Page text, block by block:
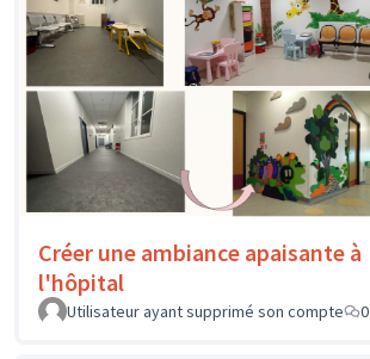
Créer une ambiance apaisante à
l'hôpital
Utilisateur ayant supprimé son compte
0